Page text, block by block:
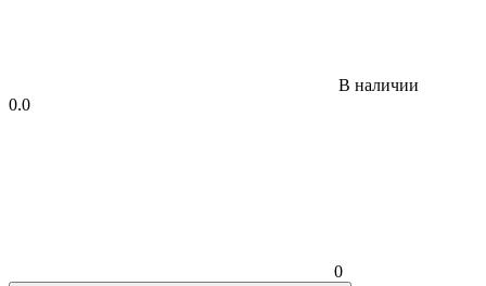
В наличии
0.0
0